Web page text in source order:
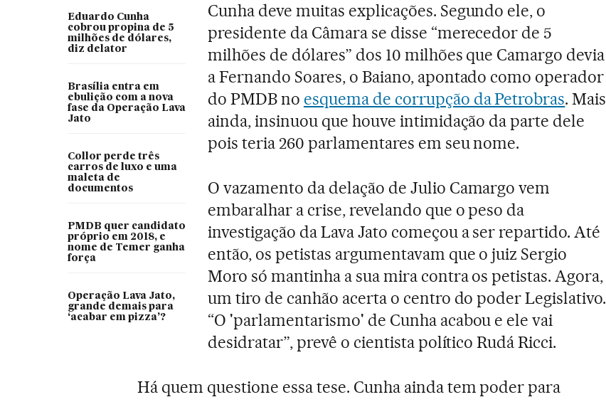
Eduardo Cunha
cobrou propina de 5
milhões de dólares,
diz delator
Brasília entra em
ebulição com a nova
fase da Operação Lava
Jato
Collor perde três
carros de luxo e uma
maleta de
documentos
PMDB quer candidato
próprio em 2018, e
nome de Temer ganha
força
Operação Lava Jato,
grande demais para
‘acabar em pizza’?
Cunha deve muitas explicações. Segundo ele, o
presidente da Câmara se disse “merecedor de 5
milhões de dólares” dos 10 milhões que Camargo devia
a Fernando Soares, o Baiano, apontado como operador
do PMDB no esquema de corrupção da Petrobras. Mais
ainda, insinuou que houve intimidação da parte dele
pois teria 260 parlamentares em seu nome.
O vazamento da delação de Julio Camargo vem
embaralhar a crise, revelando que o peso da
investigação da Lava Jato começou a ser repartido. Até
então, os petistas argumentavam que o juiz Sergio
Moro só mantinha a sua mira contra os petistas. Agora,
um tiro de canhão acerta o centro do poder Legislativo.
“O 'parlamentarismo' de Cunha acabou e ele vai
desidratar”, prevê o cientista político Rudá Ricci.
Há quem questione essa tese. Cunha ainda tem poder para